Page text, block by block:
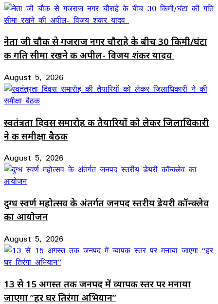
नेता जी चौक से गजराज नगर चौराहे के बीच 30 किमी/घंटा
की गति सीमा रखने की अपील- विजय शंकर यादव
August 5, 2026
स्वतंत्रता दिवस समारोह की तैयारियों को लेकर जिलाधिकारी
ने की समीक्षा बैठक
August 5, 2026
दुग्ध स्वर्ण महोत्सव के अंतर्गत जनपद स्तरीय डेयरी कॉन्क्लेव
का आयोजन
August 5, 2026
13 से 15 अगस्त तक जनपद में व्यापक स्तर पर मनाया
जाएगा ’’हर घर तिरंगा अभियान’’